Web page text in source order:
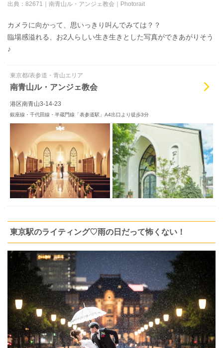
出典： 82671｜南青山ル・アンジェ教会｜Photorait
カメラに向かって、思いっきり叫んでみては？？
臨場感溢れる、お2人らしい生き生きとした写真ができあがりそう
♪
東京都/表参道・青山エリア
南青山ル・アンジェ教会
港区南青山3-14-23
銀座線・千代田線・半蔵門線「表参道駅」A4出口より徒歩3分
東京駅のライティング♡雨の日だって怖くない！